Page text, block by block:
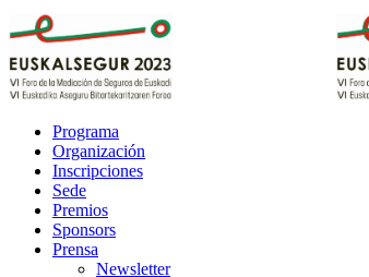
Programa
Organización
Inscripciones
Sede
Premios
Sponsors
Prensa
Newsletter